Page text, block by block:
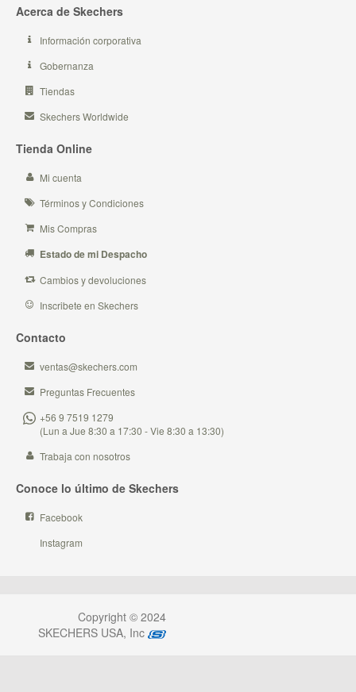
Acerca de Skechers
Información corporativa
Gobernanza
Tiendas
Skechers Worldwide
Tienda Online
Mi cuenta
Términos y Condiciones
Mis Compras
Estado de mi Despacho
Cambios y devoluciones
Inscribete en Skechers
Contacto
ventas@skechers.com
Preguntas Frecuentes
+56 9 7519 1279
(Lun a Jue 8:30 a 17:30 - Vie 8:30 a 13:30)
Trabaja con nosotros
Conoce lo último de Skechers
Facebook
Instagram
Copyright © 2024
SKECHERS USA, Inc